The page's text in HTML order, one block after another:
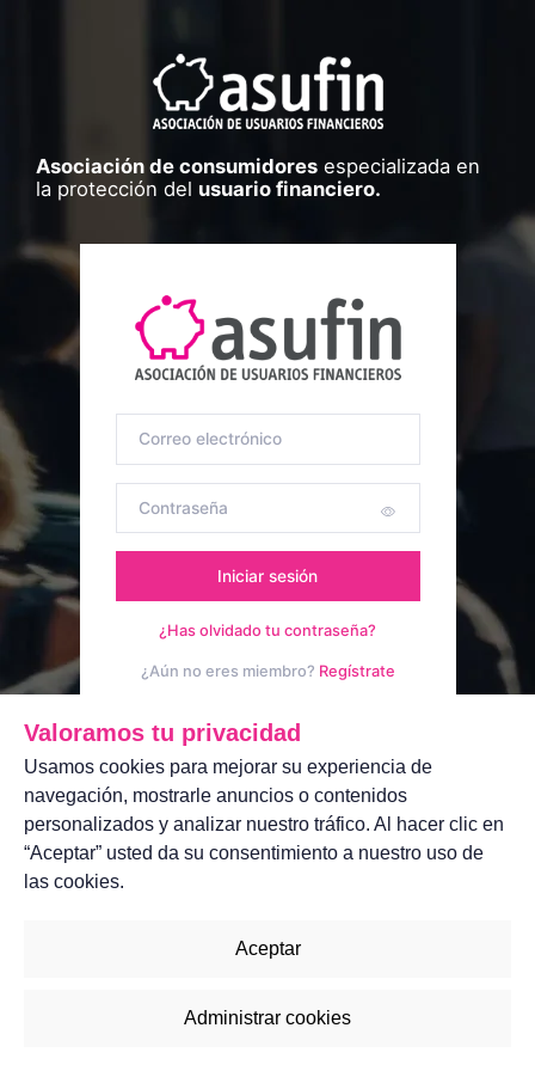
Asociación de consumidores especializada en
la protección del usuario financiero.
Iniciar sesión
¿Has olvidado tu contraseña?
¿Aún no eres miembro? Regístrate
Valoramos tu privacidad
Usamos cookies para mejorar su experiencia de
navegación, mostrarle anuncios o contenidos
personalizados y analizar nuestro tráfico. Al hacer clic en
“Aceptar” usted da su consentimiento a nuestro uso de
las cookies.
Aceptar
Administrar cookies